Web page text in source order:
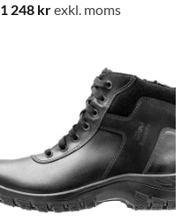
1 248 krexkl. moms